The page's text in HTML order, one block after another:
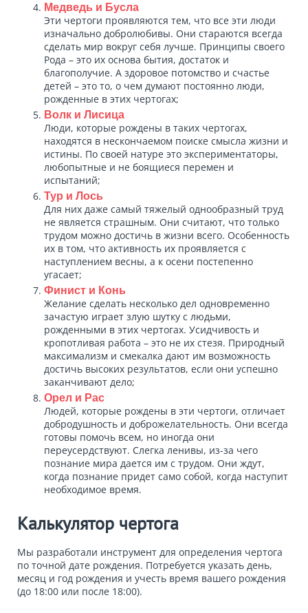
Медведь и Бусла
Эти чертоги проявляются тем, что все эти люди
изначально добролюбивы. Они стараются всегда
сделать мир вокруг себя лучше. Принципы своего
Рода – это их основа бытия, достаток и
благополучие. А здоровое потомство и счастье
детей – это то, о чем думают постоянно люди,
рожденные в этих чертогах;
Волк и Лисица
Люди, которые рождены в таких чертогах,
находятся в нескончаемом поиске смысла жизни и
истины. По своей натуре это экспериментаторы,
любопытные и не боящиеся перемен и
испытаний;
Тур и Лось
Для них даже самый тяжелый однообразный труд
не является страшным. Они считают, что только
трудом можно достичь в жизни всего. Особенность
их в том, что активность их проявляется с
наступлением весны, а к осени постепенно
угасает;
Финист и Конь
Желание сделать несколько дел одновременно
зачастую играет злую шутку с людьми,
рожденными в этих чертогах. Усидчивость и
кропотливая работа – это не их стезя. Природный
максимализм и смекалка дают им возможность
достичь высоких результатов, если они успешно
заканчивают дело;
Орел и Рас
Людей, которые рождены в эти чертоги, отличает
добродушность и доброжелательность. Они всегда
готовы помочь всем, но иногда они
переусердствуют. Слегка ленивы, из-за чего
познание мира дается им с трудом. Они ждут,
когда познание придет само собой, когда наступит
необходимое время.
Калькулятор чертога
Мы разработали инструмент для определения чертога
по точной дате рождения. Потребуется указать день,
месяц и год рождения и учесть время вашего рождения
(до 18:00 или после 18:00).